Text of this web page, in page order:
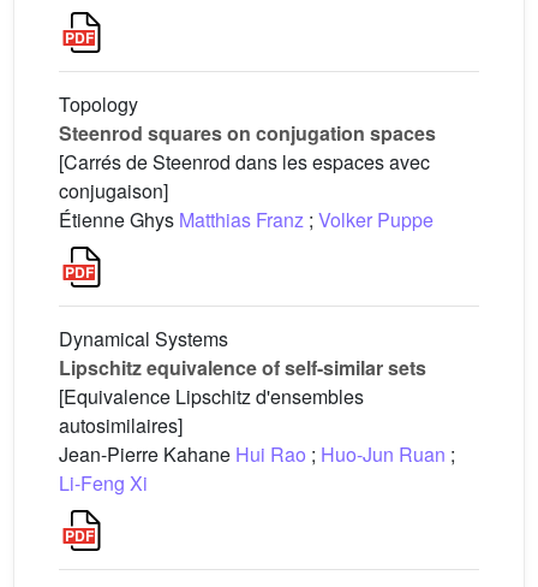
Topology
Steenrod squares on conjugation spaces
[Carrés de Steenrod dans les espaces avec
conjugaison]
Étienne Ghys Matthias Franz ; Volker Puppe
Dynamical Systems
Lipschitz equivalence of self-similar sets
[Equivalence Lipschitz d'ensembles
autosimilaires]
Jean-Pierre Kahane Hui Rao ; Huo-Jun Ruan ;
Li-Feng Xi